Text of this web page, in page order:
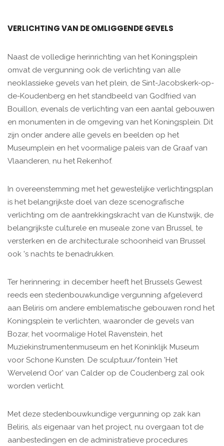
VERLICHTING VAN DE OMLIGGENDE GEVELS
Naast de volledige herinrichting van het Koningsplein
omvat de vergunning ook de verlichting van alle
neoklassieke gevels van het plein, de Sint-Jacobskerk-op-
de-Koudenberg en het standbeeld van Godfried van
Bouillon, evenals de verlichting van een aantal gebouwen
en monumenten in de omgeving van het Koningsplein. Dit
zijn onder andere alle gevels en beelden op het
Museumplein en het voormalige paleis van de Graaf van
Vlaanderen, nu het Rekenhof.
In overeenstemming met het gewestelijke verlichtingsplan
is het belangrijkste doel van deze scenografische
verlichting om de aantrekkingskracht van de Kunstwijk, de
belangrijkste culturele en museale zone van Brussel, te
versterken en de architecturale schoonheid van Brussel
ook 's nachts te benadrukken.
Ter herinnering: in december heeft het Brussels Gewest
reeds een stedenbouwkundige vergunning afgeleverd
aan Beliris om andere emblematische gebouwen rond het
Koningsplein te verlichten, waaronder de gevels van
Bozar, het voormalige Hotel Ravenstein, het
Muziekinstrumentenmuseum en het Koninklijk Museum
voor Schone Kunsten. De sculptuur/fontein 'Het
Wervelend Oor' van Calder op de Coudenberg zal ook
worden verlicht.
Met deze stedenbouwkundige vergunning op zak kan
Beliris, als eigenaar van het project, nu overgaan tot de
aanbestedingen en de administratieve procedures